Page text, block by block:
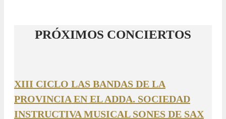
PRÓXIMOS CONCIERTOS
XIII CICLO LAS BANDAS DE LA
PROVINCIA EN EL ADDA. SOCIEDAD
INSTRUCTIVA MUSICAL SONES DE SAX